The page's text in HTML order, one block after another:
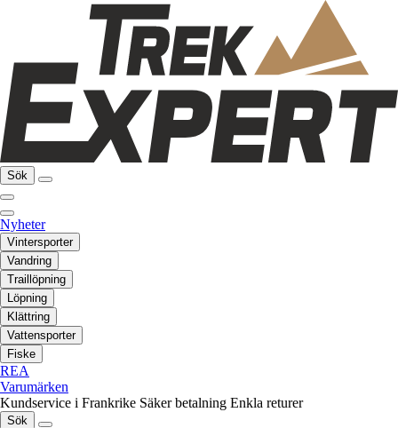
Sök
Nyheter
Vintersporter
Vandring
Traillöpning
Löpning
Klättring
Vattensporter
Fiske
REA
Varumärken
Kundservice i Frankrike Säker betalning Enkla returer
Sök